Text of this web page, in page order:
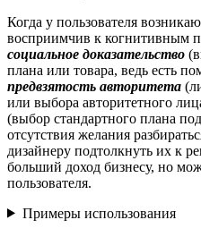
Когда у пользователя
восприимчив к когнитивным
социальное доказательство
плана или товара, ведь есть
предвзятость авторитета
или выбора авторитетного
(выбор стандартного плана
отсутствия желания
дизайнеру подтолкнуть их к
больший доход бизнесу, но
пользователя.
Примеры использования